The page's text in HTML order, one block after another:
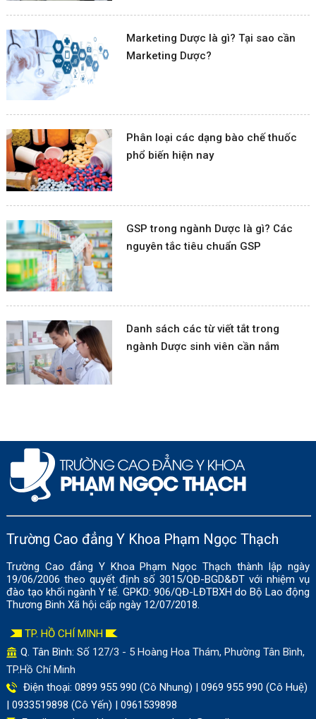
Marketing Dược là gì? Tại sao cần
Marketing Dược?
Phân loại các dạng bào chế thuốc
phổ biến hiện nay
GSP trong ngành Dược là gì? Các
nguyên tắc tiêu chuẩn GSP
Danh sách các từ viết tắt trong
ngành Dược sinh viên cần nắm
Trường Cao đẳng Y Khoa Phạm Ngọc Thạch
Trường Cao đẳng Y Khoa Phạm Ngọc Thạch thành lập ngày
19/06/2006 theo quyết định số 3015/QĐ-BGD&ĐT với nhiệm vụ
đào tạo khối ngành Y tế. GPKD: 906/QĐ-LĐTBXH do Bộ Lao động
Thương Binh Xã hội cấp ngày 12/07/2018.
TP. HỒ CHÍ MINH
Q. Tân Bình: Số 127/3 - 5 Hoàng Hoa Thám, Phường Tân Bình,
TP.Hồ Chí Minh
Điện thoại: 0899 955 990 (Cô Nhung) | 0969 955 990 (Cô Huệ)
| 0933519898 (Cô Yến) | 0961539898